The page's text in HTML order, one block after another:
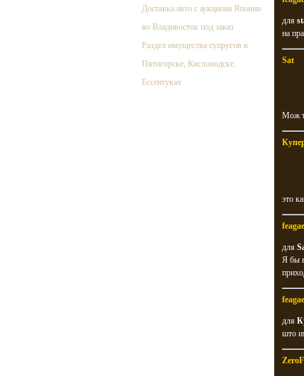
Доставка авто с аукциона Японии
во Владивосток под заказ
Раздел имущества супругов в
Пятигорске, Кисловодске,
Ессентуках
для
на
Sat
Мож
это
для
Я бы
для
што